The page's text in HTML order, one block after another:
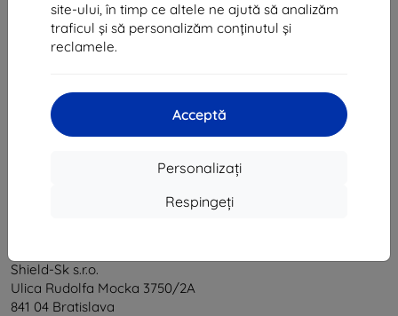
site-ului, în timp ce altele ne ajută să analizăm
traficul și să personalizăm conținutul și
reclamele.
Acceptă
Personalizați
Respingeți
1
Shield-Sk s.r.o.
Ulica Rudolfa Mocka 3750/2A
841 04 Bratislava